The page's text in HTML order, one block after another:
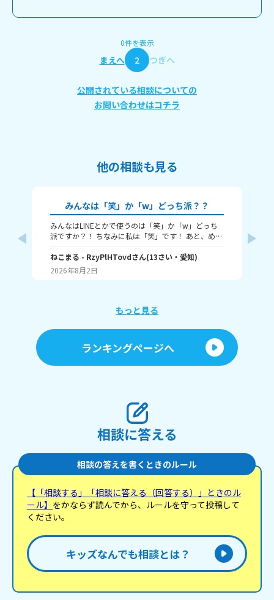
0件を表示
まえへ 2 つぎへ
公開されている相談についての
お問い合わせはコチラ
他の相談も見る
みんなは「笑」か「w」どっち派？？
みんなはLINEとかで使うのは「笑」か「w」どっち
派ですか？！ ちなみに私は「笑」です！ あと、めっ
す！ （笑笑、爆笑、wwwなど）
ねこまる - RzyPlHTovdさん(13さい・ 愛知)
2026年8月2日
もっと見る
ランキングページへ
相談に答える
相談の答えを書くときのルール
【「相談する」「相談に答える（回答する）」ときのル
ール】 をかならず読んでから、ルールを守って投稿して
ください。
キッズなんでも相談とは？